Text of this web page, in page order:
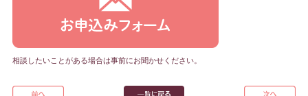
相談したいことがある場合は事前にお聞かせください。